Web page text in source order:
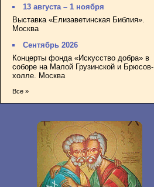
13 августа – 1 ноября
Выставка «Елизаветинская Библия».
Москва
Сентябрь 2026
Концерты фонда «Искусство добра» в
соборе на Малой Грузинской и Брюсов-
холле. Москва
Все »